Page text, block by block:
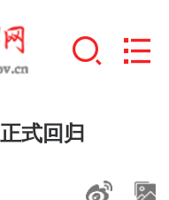
式回归